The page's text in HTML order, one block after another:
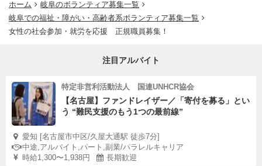
ホーム
岐阜のボランティア募集一覧
岐阜での福祉・障がい・高齢者系ボランティア募集一覧
女性の社会参加・就労を応援 正規職員募集！
注目アルバイト
特定非営利活動法人 国連UNHCR協会
【名古屋】ファンドレイザー／「寄付を募る」とい
う “難民支援のもう1つの最前線”
愛知 [名古屋市中区/久屋大通駅 徒歩7分]
中途,アルバイト,パート,副業/パラレルキャリア
時給1,300〜1,938円
長期歓迎